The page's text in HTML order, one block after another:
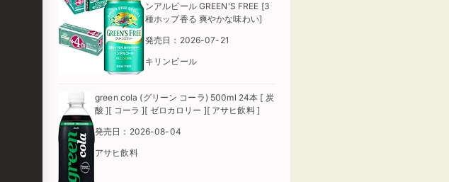
ンアルビール GREEN'S FREE [3
種ホップ香る 爽やかな味わい]
発売日：2026-07-21
キリンビール
green cola (グリーン コーラ) 500ml 24本 [ 炭
酸 ][ コーラ ][ ゼロカロリー ][ アサヒ飲料 ]
発売日：2026-08-04
アサヒ飲料